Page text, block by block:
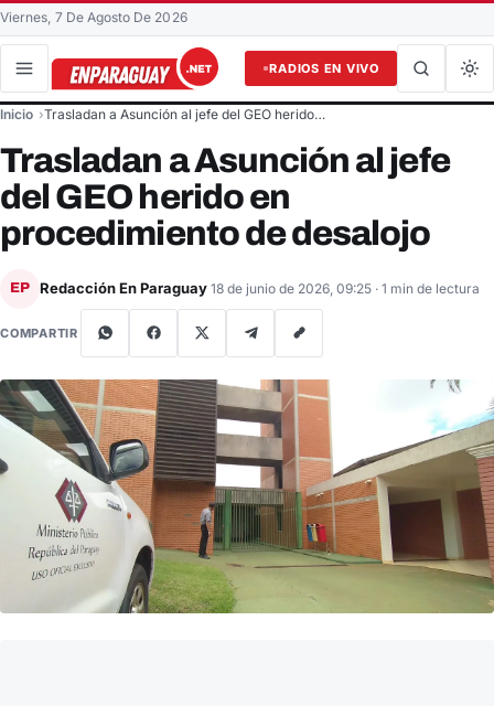
Viernes, 7 De Agosto De 2026
RADIOS EN VIVO
Buscar en el sitio
Inicio Trasladan a Asunción al jefe del GEO herido…
Trasladan a Asunción al jefe
del GEO herido en
procedimiento de desalojo
EP Redacción En Paraguay 18 de junio de 2026, 09:25 · 1 min de lectura
COMPARTIR